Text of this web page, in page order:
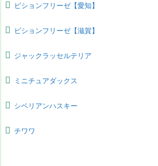
ビションフリーゼ【愛知】
ビションフリーゼ【滋賀】
ジャックラッセルテリア
ミニチュアダックス
シベリアンハスキー
チワワ